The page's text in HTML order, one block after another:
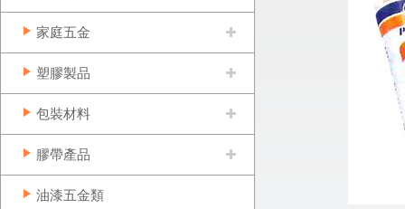
家庭五金
塑膠製品
包裝材料
膠帶產品
油漆五金類